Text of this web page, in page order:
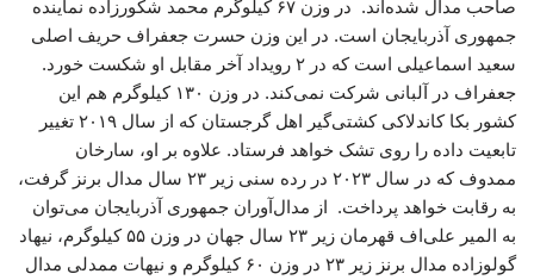
صاحب مدال شده‌اند. در وزن ۶۷ کیلوگرم محمد شکورزاده نماینده
جمهوری آذربایجان است. در این وزن حسرت جعفراف حریف اصلی
سعید اسماعیلی است که در ۲ رویداد آخر مقابل او شکست خورد.
جعفراف در آلبانی شرکت نمی‌کند. در وزن ۱۳۰ کیلوگرم هم این
کشور بکا کاندلاکی کشتی‌گیر اهل گرجستان که از سال ۲۰۱۹ تغییر
تابعیت داده را روی تشک خواهد فرستاد. علاوه بر او، سارخان
ممدوف که در سال ۲۰۲۳ در رده سنی زیر ۲۳ سال مدال برنز گرفت،
به رقابت خواهد پرداخت. از مدال‌آوران جمهوری آذربایجان می‌توان
به المیر علی‌اف قهرمان زیر ۲۳ سال جهان در وزن ۵۵ کیلوگرم، نیهاد
گولوزاده مدال برنز زیر ۲۳ در وزن ۶۰ کیلوگرم و نیهات ممدلی مدال